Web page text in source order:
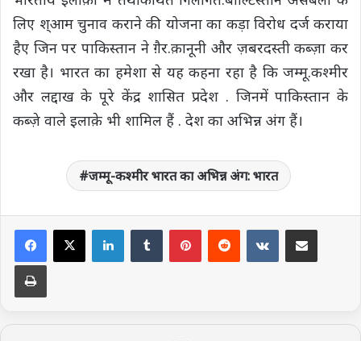
लिए श्आम चुनाव कराने की योजना का कड़ा विरोध दर्ज कराया
हैए जिन पर पाकिस्तान ने ग़ैर.क़ानूनी और ज़बरदस्ती कब्ज़ा कर
रखा है। भारत का हमेशा से यह कहना रहा है कि जम्मू.कश्मीर
और लद्दाख के पूरे केंद्र शासित प्रदेश . जिनमें पाकिस्तान के
कब्ज़े वाले इलाक़े भी शामिल हैं . देश का अभिन्न अंग हैं।
जम्मू-कश्मीर भारत का अभिन्न अंग: भारत
LinkedInTumblrPinterestRedditVKontakte
Share via Email
Print